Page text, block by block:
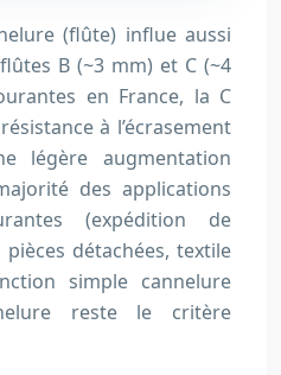
(flûte) influe aussi
B (~3 mm) et C (~4
en France, la C
à l’écrasement
légère augmentation
des applications
(expédition de
détachées, textile
simple cannelure
reste le critère